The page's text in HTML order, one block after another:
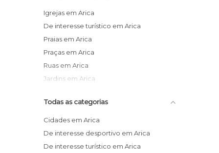
Igrejas em Arica
De interesse turístico em Arica
Praias em Arica
Praças em Arica
Ruas em Arica
Jardins em Arica
Todas as categorias
Cidades em Arica
De interesse desportivo em Arica
De interesse turístico em Arica